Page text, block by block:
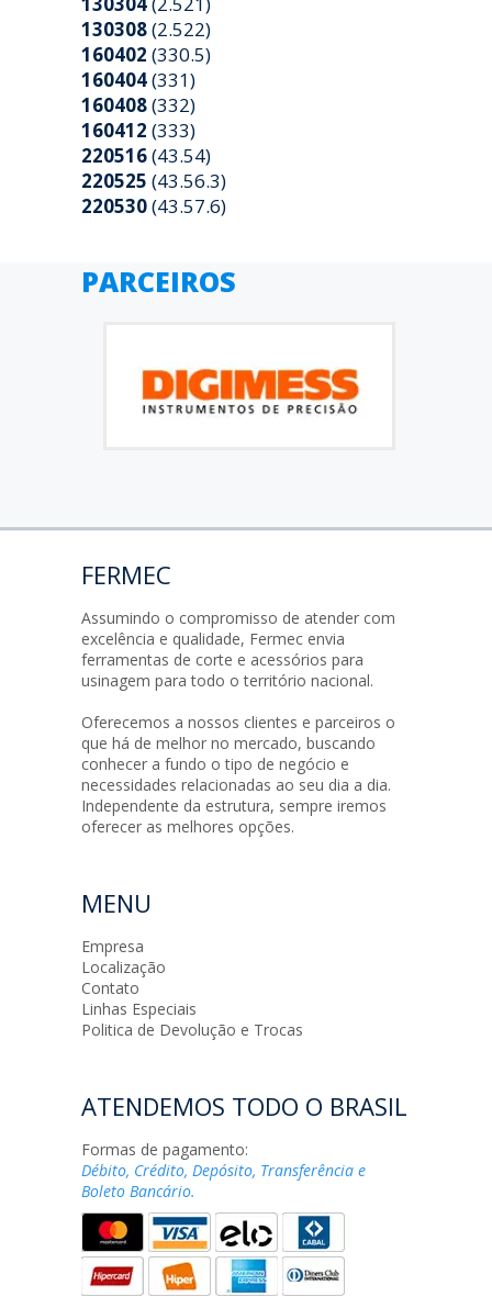
130308(2.522)
160402 (330.5)
160404(331)
160408(332)
160412 (333)
220516(43.54)
220525 (43.56.3)
220530(43.57.6)
PARCEIROS
FERMEC
Assumindo o compromisso de atender com
excelência e qualidade, Fermec envia
ferramentas de corte e acessórios para
usinagem para todo o território nacional.
Oferecemos a nossos clientes e parceiros o
que há de melhor no mercado, buscando
conhecer a fundo o tipo de negócio e
necessidades relacionadas ao seu dia a dia.
Independente da estrutura, sempre iremos
oferecer as melhores opções.
MENU
Empresa
Localização
Contato
Linhas Especiais
Politica de Devolução e Trocas
ATENDEMOS TODO O BRASIL
Formas de pagamento:
Débito, Crédito, Depósito, Transferência e
Boleto Bancário.